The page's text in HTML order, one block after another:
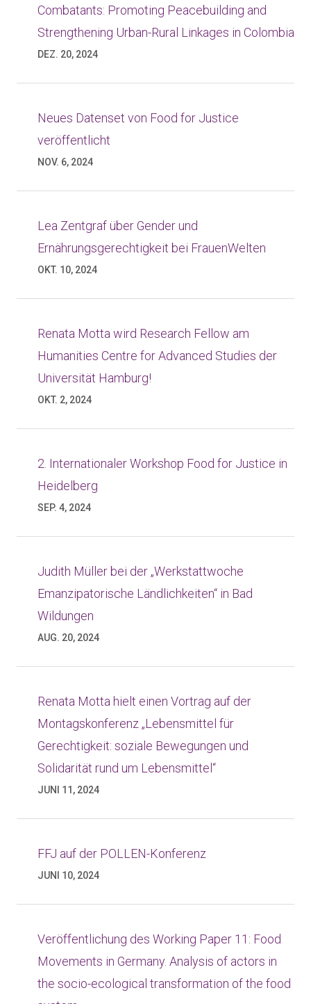
Combatants: Promoting Peacebuilding and
Strengthening Urban-Rural Linkages in Colombia
DEZ. 20, 2024
Neues Datenset von Food for Justice
veröffentlicht
NOV. 6, 2024
Lea Zentgraf über Gender und
Ernährungsgerechtigkeit bei FrauenWelten
OKT. 10, 2024
Renata Motta wird Research Fellow am
Humanities Centre for Advanced Studies der
Universität Hamburg!
OKT. 2, 2024
2. Internationaler Workshop Food for Justice in
Heidelberg
SEP. 4, 2024
Judith Müller bei der „Werkstattwoche
Emanzipatorische Ländlichkeiten“ in Bad
Wildungen
AUG. 20, 2024
Renata Motta hielt einen Vortrag auf der
Montagskonferenz „Lebensmittel für
Gerechtigkeit: soziale Bewegungen und
Solidarität rund um Lebensmittel“
JUNI 11, 2024
FFJ auf der POLLEN-Konferenz
JUNI 10, 2024
Veröffentlichung des Working Paper 11: Food
Movements in Germany. Analysis of actors in
the socio-ecological transformation of the food